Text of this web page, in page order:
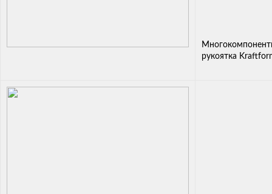
рукоятка